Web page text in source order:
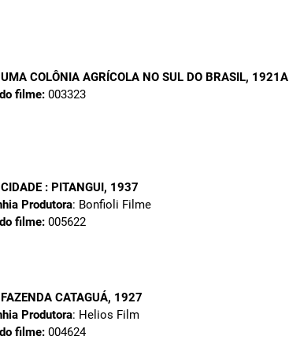
UMA COLÔNIA AGRÍCOLA NO SUL DO BRASIL, 1921A
filme: 003323
CIDADE : PITANGUI, 1937
Produtora: Bonfioli Filme
filme: 005622
FAZENDA CATAGUÁ, 1927
Produtora: Helios Film
filme: 004624